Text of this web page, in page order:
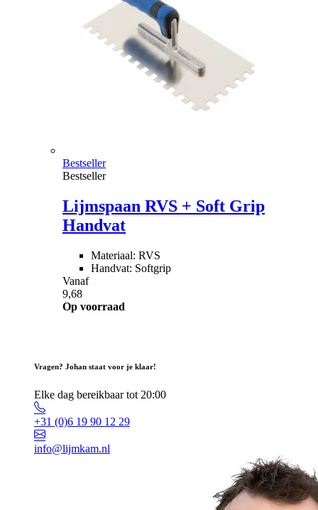
Bestseller
Bestseller
Lijmspaan RVS + Soft Grip
Handvat
Materiaal: RVS
Handvat: Softgrip
Vanaf
9,68
Op voorraad
Vragen? Johan staat voor je klaar!
Elke dag bereikbaar tot 20:00
+31 (0)6 19 90 12 29
info@lijmkam.nl